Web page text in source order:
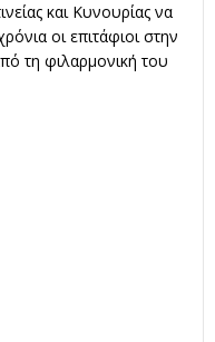
και Κυνουρίας να
οι επιτάφιοι στην
τη φιλαρμονική του